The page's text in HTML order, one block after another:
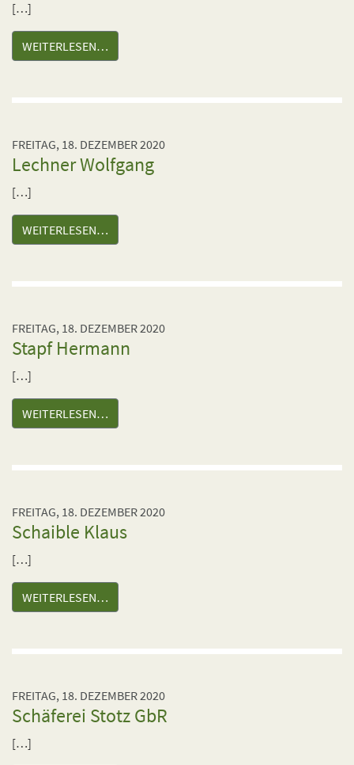
[…]
WEITERLESEN…
FREITAG, 18. DEZEMBER 2020
Lechner Wolfgang
[…]
WEITERLESEN…
FREITAG, 18. DEZEMBER 2020
Stapf Hermann
[…]
WEITERLESEN…
FREITAG, 18. DEZEMBER 2020
Schaible Klaus
[…]
WEITERLESEN…
FREITAG, 18. DEZEMBER 2020
Schäferei Stotz GbR
[…]